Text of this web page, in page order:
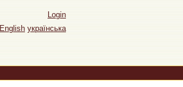
Login
English українська